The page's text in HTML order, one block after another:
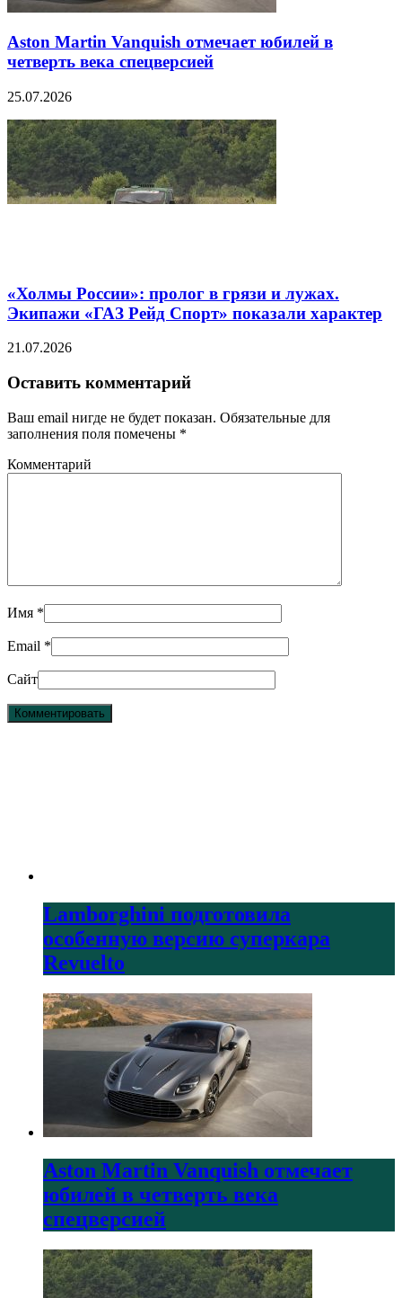
Aston Martin Vanquish отмечает юбилей в
четверть века спецверсией
25.07.2026
«Холмы России»: пролог в грязи и лужах.
Экипажи «ГАЗ Рейд Спорт» показали характер
21.07.2026
Оставить комментарий
Ваш email нигде не будет показан. Обязательные для
заполнения поля помечены *
Комментарий
Имя *
Email *
Сайт
Lamborghini подготовила
особенную версию суперкара
Revuelto
Aston Martin Vanquish отмечает
юбилей в четверть века
спецверсией